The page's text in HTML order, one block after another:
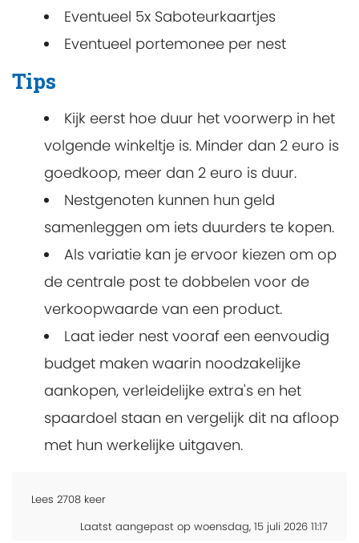
Eventueel 5x Saboteurkaartjes
Eventueel portemonee per nest
Tips
Kijk eerst hoe duur het voorwerp in het
volgende winkeltje is. Minder dan 2 euro is
goedkoop, meer dan 2 euro is duur.
Nestgenoten kunnen hun geld
samenleggen om iets duurders te kopen.
Als variatie kan je ervoor kiezen om op
de centrale post te dobbelen voor de
verkoopwaarde van een product.
Laat ieder nest vooraf een eenvoudig
budget maken waarin noodzakelijke
aankopen, verleidelijke extra's en het
spaardoel staan en vergelijk dit na afloop
met hun werkelijke uitgaven.
Lees 2708 keer
Laatst aangepast op woensdag, 15 juli 2026 11:17